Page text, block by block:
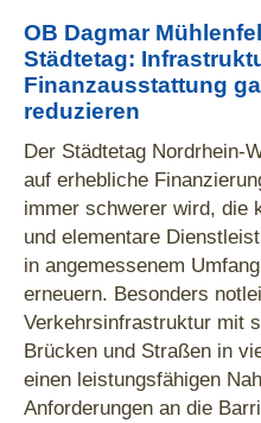
OB Dagmar
Städtetag:
Finanzausstattung
reduzieren
Der Städtetag Nordrhein-
auf erhebliche
immer schwerer wird, die
und elementare
in angemessenem
erneuern. Besonders
Verkehrsinfrastruktur mit
Brücken und Straßen in
einen leistungsfähigen
Anforderungen an die